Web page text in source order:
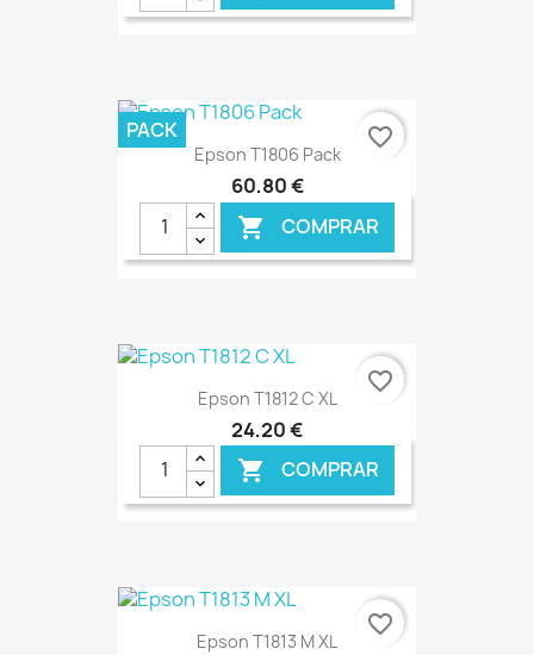
Epson T1806 Pack
60,80 €
 COMPRAR
€ ONLINE
PACK favorite_border
Epson T1812 C XL
24,20 €
 COMPRAR
€ ONLINE
favorite_border
Epson T1813 M XL
favorite_border